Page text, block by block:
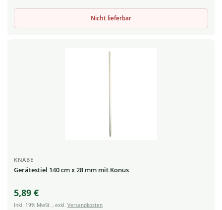
Nicht lieferbar
KNABE
Gerätestiel 140 cm x 28 mm mit Konus
5,89 €
Inkl. 19% MwSt. , exkl. Versandkosten